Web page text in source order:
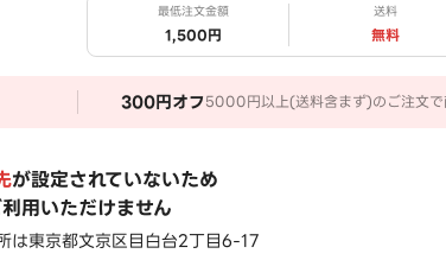
最低注文金額
1,500円
送料
無料
300円オフ5000円以上(送料含まず)のご注文
が設定されていないため
用いただけません
は東京都文京区目白台2丁目6-17